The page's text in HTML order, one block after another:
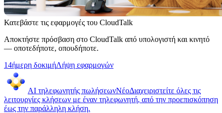
Κατεβάστε τις εφαρμογές του CloudTalk
Αποκτήστε πρόσβαση στο CloudTalk από υπολογιστή και κινητό
— οποτεδήποτε, οπουδήποτε.
14ήμερη δοκιμήΛήψη εφαρμογών
AI τηλεφωνητής πωλήσεωνΝέοΔιαχειριστείτε όλες τις
λειτουργίες κλήσεων με έναν τηλεφωνητή, από την προεπισκόπηση
έως την παράλληλη κλήση.